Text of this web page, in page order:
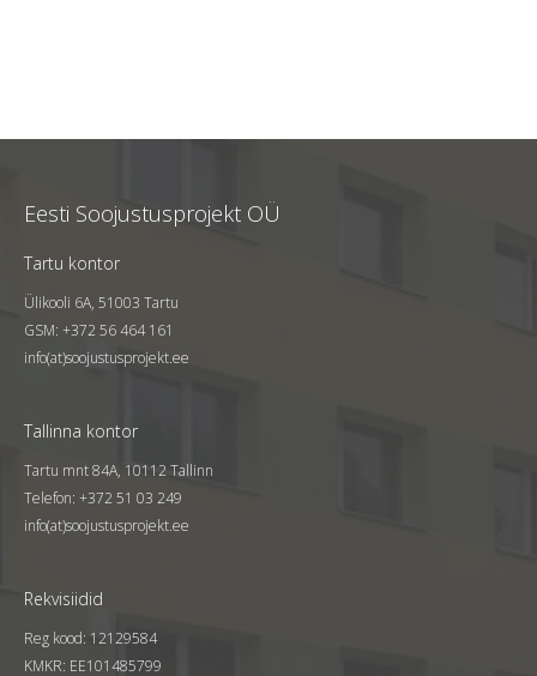
Eesti Soojustusprojekt OÜ
Tartu kontor
Ülikooli 6A, 51003 Tartu
GSM: +372 56 464 161
info(at)soojustusprojekt.ee
Tallinna kontor
Tartu mnt 84A, 10112 Tallinn
Telefon: +372 51 03 249
info(at)soojustusprojekt.ee
Rekvisiidid
Reg kood: 12129584
KMKR: EE101485799